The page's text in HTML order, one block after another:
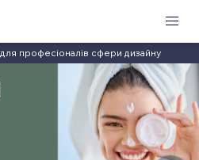
для професіоналів сфери дизайну